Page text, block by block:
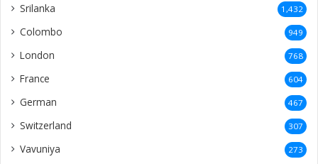
Srilanka 1,432
Colombo 949
London 768
France 604
German 467
Switzerland 307
Vavuniya 273